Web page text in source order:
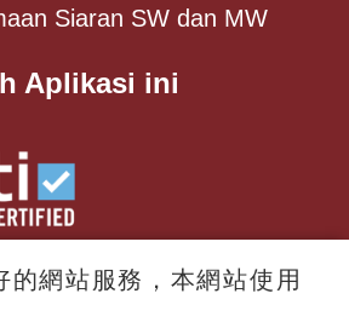
Siaran SW dan MW
Aplikasi ini
的網站服務，本網站使用